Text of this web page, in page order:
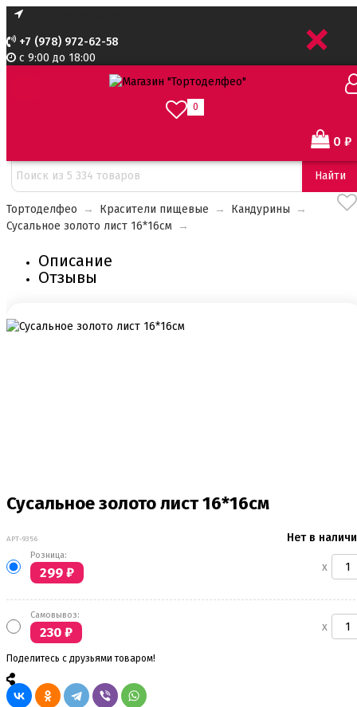
+7 (978) 972-62-58
с 9:00 до 18:00
0
0 ₽
Найти
Тортоделфео → Красители пищевые → Кандурины
→
Сусальное золото лист 16*16см →
Описание
Отзывы
Сусальное золото лист 16*16см
АРТ-9356 Нет в
Розница:
299 ₽ x
Самовывоз:
230 ₽ x
Поделитесь с друзьями товаром!
+